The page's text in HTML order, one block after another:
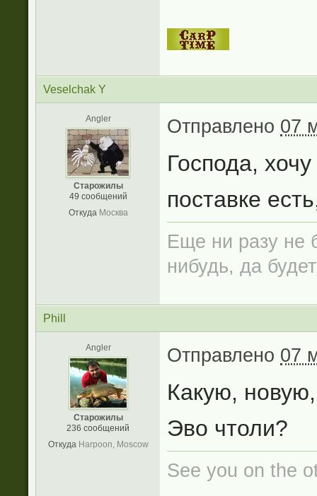
Veselchak Y
Angler
Старожилы
49 сообщений
Откуда Москва
Отправлено 07
Господа,
поставке
Еще ни разу не
нибудь, да будет
Phill
Angler
Старожилы
236 сообщений
Откуда Harpoon, Moscow
Отправлено 07
Какую,
Эво чтоли?
See you on the